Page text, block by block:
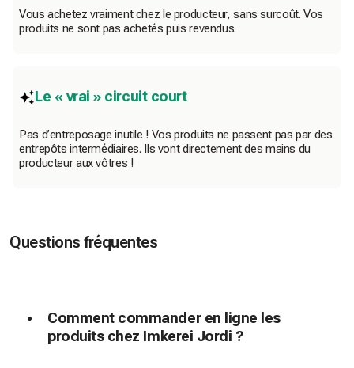
Vous achetez vraiment chez le producteur, sans surcoût. Vos
produits ne sont pas achetés puis revendus.
Le « vrai » circuit court
Pas d’entreposage inutile ! Vos produits ne passent pas par des
entrepôts intermédiaires. Ils vont directement des mains du
producteur aux vôtres !
Questions fréquentes
Comment commander en ligne les
produits chez Imkerei Jordi ?